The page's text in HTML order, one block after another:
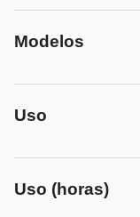
Modelos
Uso
Uso (horas)